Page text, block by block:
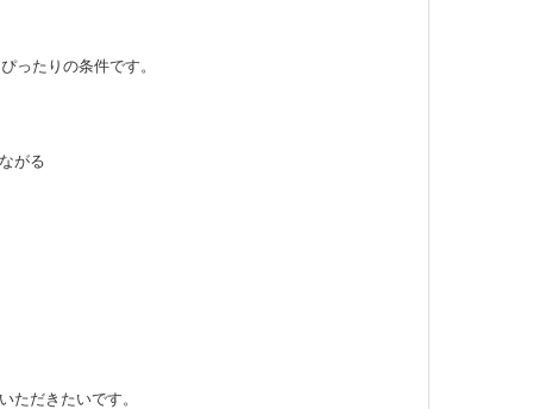
ったりの条件です。
がる
ただきたいです。